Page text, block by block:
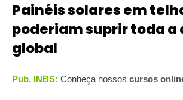
Painéis solares em
poderiam suprir toda a
global
Pub. INBS: Conheça nossos cursos